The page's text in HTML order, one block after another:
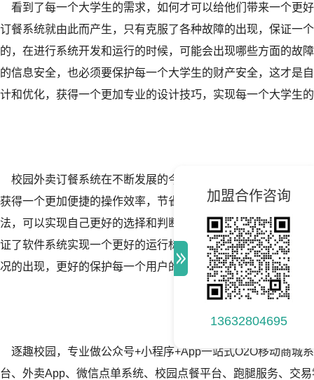
加盟合作咨询
13632804695
看到了每一个大学生的需求，如何才可以给他们带来一个更
订餐系统就由此而产生，只有克服了各种故障的出现，保证一
的，在进行系统开发和运行的时候，可能会出现哪些方面的故
的信息安全，也必须要保护每一个大学生的财产安全，这才是
计和优化，获得一个更加专业的设计技巧，实现每一个大学生
校园外卖订餐系统在不断发展的今天，对于每一个大学生来
获得一个更加便捷的操作效率，节省了自己很多的时间和精力
法，可以实现自己更好的选择和判断，在系统一起的时候，需
证了软件系统实现一个更好的运行标准，这才是自己所需要并
况的出现，更好的保护每一个用户的效益。
逐趣校园，专业做公众号+小程序+App一站式O2O移动商城
台、外卖App、微信点单系统、校园点餐平台、跑腿服务、交